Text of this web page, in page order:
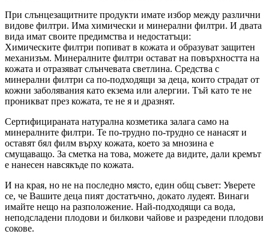
При слънцезащитните продукти имате избор между различни
видове филтри. Има химически и минерални филтри. И двата
вида имат своите предимства и недостатъци:
Химическите филтри попиват в кожата и образуват защитен
механизъм. Минералните филтри остават на повърхността на
кожата и отразяват слънчевата светлина. Средства с
минерални филтри са по-подходящи за деца, които страдат от
кожни заболявания като екзема или алергии. Тъй като те не
проникват през кожата, те не я и дразнят.
Сертифицираната натурална козметика залага само на
минералните филтри. Те по-трудно по-трудно се нанасят и
оставят бял филм върху кожата, което за мнозина е
смущаващо. За сметка на това, можете да видите, дали кремът
е нанесен навсякъде по кожата.
И на края, но не на последно място, един общ съвет: Уверете
се, че Вашите деца пият достатъчно, докато лудеят. Винаги
имайте нещо на разположение. Най-подходящи са вода,
неподсладени плодови и билкови чайове и разредени плодови
сокове.